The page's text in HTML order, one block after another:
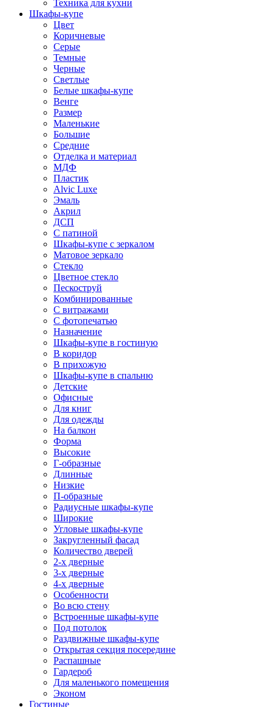
Техника для кухни
Шкафы-купе
Цвет
Коричневые
Серые
Темные
Черные
Светлые
Белые шкафы-купе
Венге
Размер
Маленькие
Большие
Средние
Отделка и материал
МДФ
Пластик
Alvic Luxe
Эмаль
Акрил
ДСП
С патиной
Шкафы-купе с зеркалом
Матовое зеркало
Стекло
Цветное стекло
Пескоструй
Комбинированные
С витражами
С фотопечатью
Назначение
Шкафы-купе в гостиную
В коридор
В прихожую
Шкафы-купе в спальню
Детские
Офисные
Для книг
Для одежды
На балкон
Форма
Высокие
Г-образные
Длинные
Низкие
П-образные
Радиусные шкафы-купе
Широкие
Угловые шкафы-купе
Закругленный фасад
Количество дверей
2-х дверные
3-х дверные
4-х дверные
Особенности
Во всю стену
Встроенные шкафы-купе
Под потолок
Раздвижные шкафы-купе
Открытая секция посередине
Распашные
Гардероб
Для маленького помещения
Эконом
Гостиные